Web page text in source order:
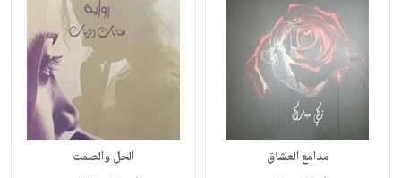
مدامع العشاق الحل والصمت